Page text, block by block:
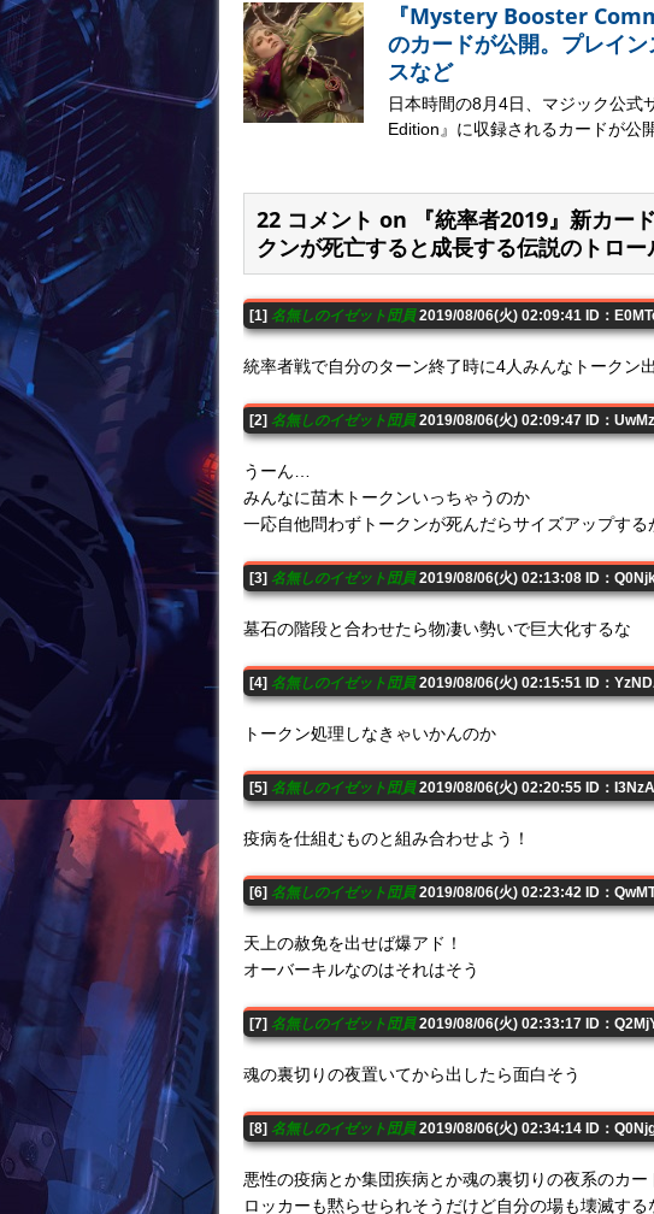
『Mystery Booster
のカードが公開。プレイ
スなど
日本時間の8月4日、マジック公
Edition』に収録されるカードが公
22 コメント on 『統率者2019』新カー
クンが死亡すると成長する伝説のトロー
[1] 名無しのイゼット団員2019/08/06(火) 02:09:41 ID：
統率者戦で自分のターン終了時に4人みんなトークン
[2] 名無しのイゼット団員2019/08/06(火) 02:09:47 ID：
うーん…
みんなに苗木トークンいっちゃうのか
一応自他問わずトークンが死んだらサイズアップする
[3] 名無しのイゼット団員2019/08/06(火) 02:13:08 ID：
墓石の階段と合わせたら物凄い勢いで巨大化するな
[4] 名無しのイゼット団員2019/08/06(火) 02:15:51 ID：
トークン処理しなきゃいかんのか
[5] 名無しのイゼット団員2019/08/06(火) 02:20:55 ID：
疫病を仕組むものと組み合わせよう！
[6] 名無しのイゼット団員2019/08/06(火) 02:23:42 ID：
天上の赦免を出せば爆アド！
オーバーキルなのはそれはそう
[7] 名無しのイゼット団員2019/08/06(火) 02:33:17 ID：
魂の裏切りの夜置いてから出したら面白そう
[8] 名無しのイゼット団員2019/08/06(火) 02:34:14 ID：
悪性の疫病とか集団疾病とか魂の裏切りの夜系のカ
ロッカーも黙らせられそうだけど自分の場も壊滅す